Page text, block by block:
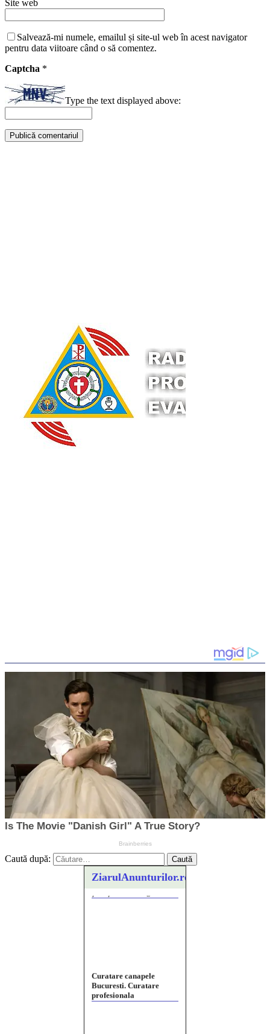
Site web
Salvează-mi numele, emailul și site-ul web în acest navigator
pentru data viitoare când o să comentez.
Captcha *
Type the text displayed above:
Caută după:
ZiarulAnunturilor.ro
Curatare canapele
Bucuresti. Curatare
profesionala